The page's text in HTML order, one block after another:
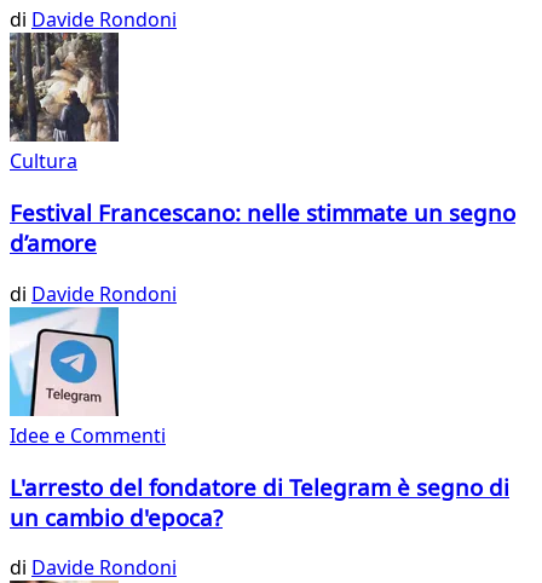
di Davide Rondoni
Cultura
Festival Francescano: nelle stimmate un segno
d’amore
di Davide Rondoni
Idee e Commenti
L'arresto del fondatore di Telegram è segno di
un cambio d'epoca?
di Davide Rondoni